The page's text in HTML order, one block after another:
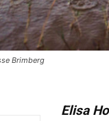
Brimberg
Elisa